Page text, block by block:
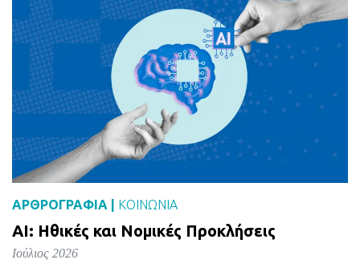
ΑΡΘΡΟΓΡΑΦΙΑ | ΚΟΙΝΩΝΙΑ
AI: Ηθικές και Νομικές Προκλήσεις
Ιούλιος 2026